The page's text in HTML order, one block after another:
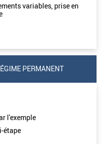
variables, prise en
PERMANENT
l'exemple
étape